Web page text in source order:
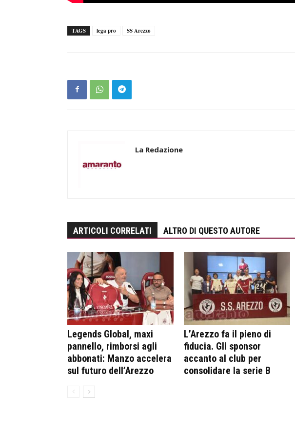
TAGS lega pro SS Arezzo
La Redazione
ARTICOLI CORRELATI ALTRO DI QUESTO AUTORE
Legends Global, maxi
pannello, rimborsi agli
abbonati: Manzo accelera
sul futuro dell’Arezzo
L’Arezzo fa il pieno di
fiducia. Gli sponsor
accanto al club per
consolidare la serie B